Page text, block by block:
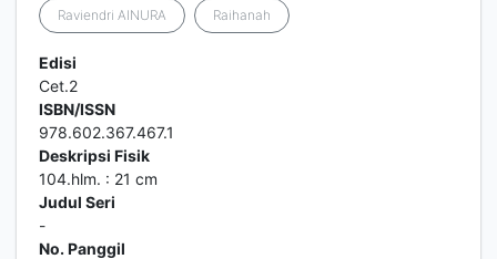
Raviendri AINURA Raihanah
Edisi
Cet.2
ISBN/ISSN
978.602.367.467.1
Deskripsi Fisik
104.hlm. : 21 cm
Judul Seri
-
No. Panggil